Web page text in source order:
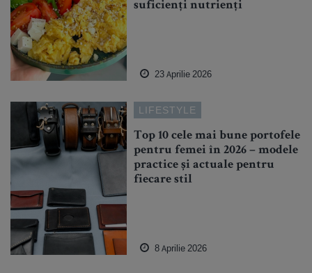
suficienți nutrienți
23 Aprilie 2026
LIFESTYLE
Top 10 cele mai bune portofele
pentru femei în 2026 – modele
practice și actuale pentru
fiecare stil
8 Aprilie 2026